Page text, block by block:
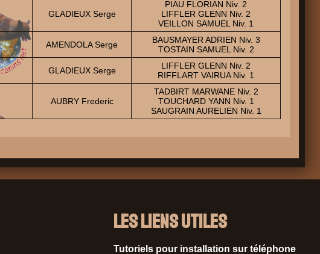
GLADIEUX Serge
PIAU FLORIAN Niv. 2
LIFFLER GLENN Niv. 2
VEILLON SAMUEL Niv. 1
AMENDOLA Serge
BAUSMAYER ADRIEN Niv. 3
TOSTAIN SAMUEL Niv. 2
GLADIEUX Serge
LIFFLER GLENN Niv. 2
RIFFLART VAIRUA Niv. 1
AUBRY Frederic
TADBIRT MARWANE Niv. 2
TOUCHARD YANN Niv. 1
SAUGRAIN AURELIEN Niv. 1
Les liens utiles
Tutoriels pour installation sur téléphone